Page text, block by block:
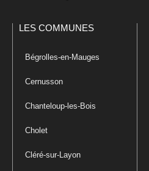
LES COMMUNES
Bégrolles-en-Mauges
Cernusson
Chanteloup-les-Bois
Cholet
Cléré-sur-Layon